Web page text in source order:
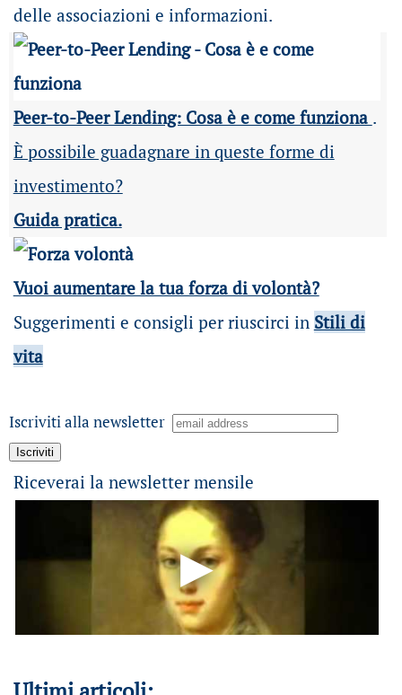
delle associazioni e informazioni.
Peer-to-Peer Lending: Cosa è e come funziona .
È possibile guadagnare in queste forme di
investimento?
Guida pratica.
Vuoi aumentare la tua forza di volontà?
Suggerimenti e consigli per riuscirci in Stili di
vita
Iscriviti alla newsletter
Riceverai la newsletter mensile